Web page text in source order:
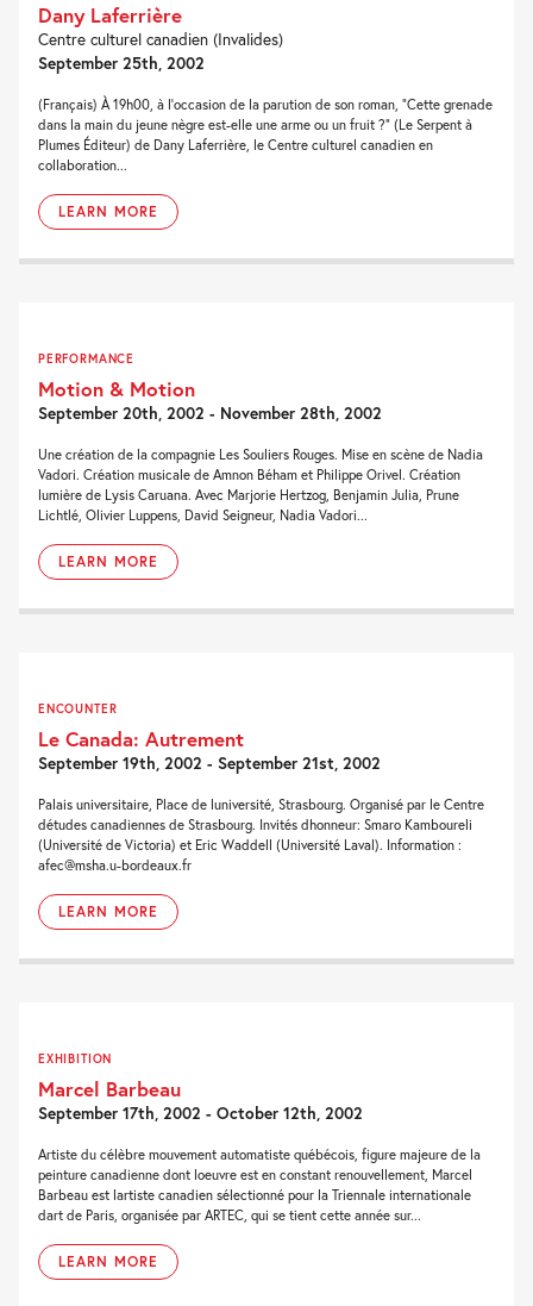
Dany Laferrière
Centre culturel canadien (Invalides)
September 25th, 2002
(Français) À 19h00, à l'occasion de la parution de son roman, "Cette grenade
dans la main du jeune nègre est-elle une arme ou un fruit ?" (Le Serpent à
Plumes Éditeur) de Dany Laferrière, le Centre culturel canadien en
collaboration...
LEARN MORE
PERFORMANCE
Motion & Motion
September 20th, 2002 - November 28th, 2002
Une création de la compagnie Les Souliers Rouges. Mise en scène de Nadia
Vadori. Création musicale de Amnon Béham et Philippe Orivel. Création
lumière de Lysis Caruana. Avec Marjorie Hertzog, Benjamin Julia, Prune
Lichtlé, Olivier Luppens, David Seigneur, Nadia Vadori...
LEARN MORE
ENCOUNTER
Le Canada: Autrement
September 19th, 2002 - September 21st, 2002
Palais universitaire, Place de luniversité, Strasbourg. Organisé par le Centre
détudes canadiennes de Strasbourg. Invités dhonneur: Smaro Kamboureli
(Université de Victoria) et Eric Waddell (Université Laval). Information :
afec@msha.u-bordeaux.fr
LEARN MORE
EXHIBITION
Marcel Barbeau
September 17th, 2002 - October 12th, 2002
Artiste du célèbre mouvement automatiste québécois, figure majeure de la
peinture canadienne dont loeuvre est en constant renouvellement, Marcel
Barbeau est lartiste canadien sélectionné pour la Triennale internationale
dart de Paris, organisée par ARTEC, qui se tient cette année sur...
LEARN MORE